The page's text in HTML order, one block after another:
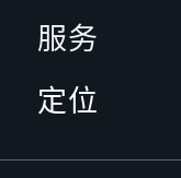
服务
定位